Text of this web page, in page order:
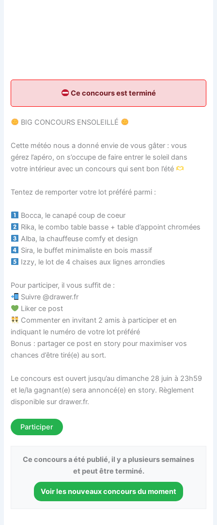
Ce concours est terminé
BIG CONCOURS ENSOLEILLÉ
Cette météo nous a donné envie de vous gâter : vous
gérez l’apéro, on s’occupe de faire entrer le soleil dans
votre intérieur avec un concours qui sent bon l’été
Tentez de remporter votre lot préféré parmi :
Bocca, le canapé coup de coeur
Rika, le combo table basse + table d’appoint chromées
Alba, la chauffeuse comfy et design
Sira, le buffet minimaliste en bois massif
Izzy, le lot de 4 chaises aux lignes arrondies
Pour participer, il vous suffit de :
Suivre @‌drawer.fr
Liker ce post
Commenter en invitant 2 amis à participer et en
indiquant le numéro de votre lot préféré
Bonus : partager ce post en story pour maximiser vos
chances d’être tiré(e) au sort.
Le concours est ouvert jusqu’au dimanche 28 juin à 23h59
et le/la gagnant(e) sera annoncé(e) en story. Règlement
disponible sur drawer.fr.
Participer
Ce concours a été publié, il y a plusieurs semaines
et peut être terminé.
Voir les nouveaux concours du moment